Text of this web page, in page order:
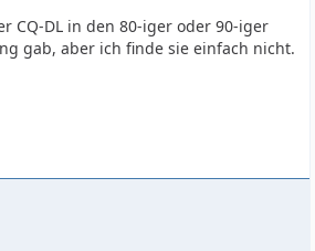
CQ-DL in den 80-iger oder 90-iger
gab, aber ich finde sie einfach nicht.